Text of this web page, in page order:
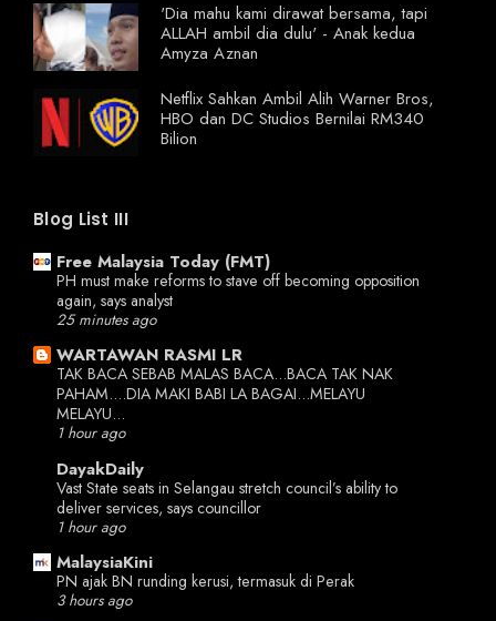
'Dia mahu kami dirawat bersama, tapi
ALLAH ambil dia dulu' - Anak kedua
Amyza Aznan
Netflix Sahkan Ambil Alih Warner Bros,
HBO dan DC Studios Bernilai RM340
Bilion
Blog List III
Free Malaysia Today (FMT)
PH must make reforms to stave off becoming opposition
again, says analyst
25 minutes ago
WARTAWAN RASMI LR
TAK BACA SEBAB MALAS BACA...BACA TAK NAK
PAHAM....DIA MAKI BABI LA BAGAI...MELAYU
MELAYU...
1 hour ago
DayakDaily
Vast State seats in Selangau stretch council’s ability to
deliver services, says councillor
1 hour ago
MalaysiaKini
PN ajak BN runding kerusi, termasuk di Perak
3 hours ago